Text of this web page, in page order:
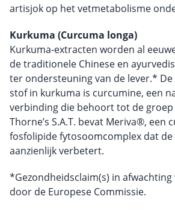
artisjok op het vetmetabolisme
Kurkuma (Curcuma longa)
Kurkuma-extracten worden al
de traditionele Chinese en
ter ondersteuning van de lever.*
stof in kurkuma is curcumine, een
verbinding die behoort tot de groep
Thorne’s S.A.T. bevat Meriva®, een
fosfolipide fytosoomcomplex dat
aanzienlijk verbetert.
*Gezondheidsclaim(s) in
door de Europese Commissie.